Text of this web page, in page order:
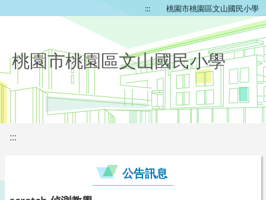
::: 桃園市桃園區文山國民小學
桃園市桃園區文山國民小學
:::
公告訊息